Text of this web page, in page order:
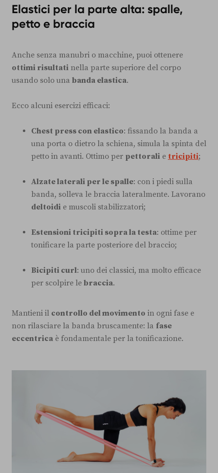
Elastici per la parte alta: spalle,
petto e braccia
Anche senza manubri o macchine, puoi ottenere
ottimi risultati nella parte superiore del corpo
usando solo una banda elastica.
Ecco alcuni esercizi efficaci:
Chest press con elastico: fissando la banda a
una porta o dietro la schiena, simula la spinta del
petto in avanti. Ottimo per pettorali e tricipiti;
Alzate laterali per le spalle: con i piedi sulla
banda, solleva le braccia lateralmente. Lavorano
deltoidi e muscoli stabilizzatori;
Estensioni tricipiti sopra la testa: ottime per
tonificare la parte posteriore del braccio;
Bicipiti curl: uno dei classici, ma molto efficace
per scolpire le braccia.
Mantieni il controllo del movimento in ogni fase e
non rilasciare la banda bruscamente: la fase
eccentrica è fondamentale per la tonificazione.